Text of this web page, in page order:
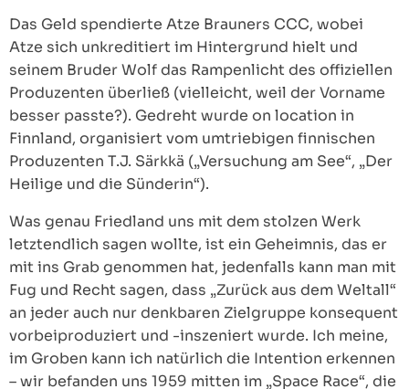
Das Geld spendierte Atze Brauners CCC, wobei
Atze sich unkreditiert im Hintergrund hielt und
seinem Bruder Wolf das Rampenlicht des offiziellen
Produzenten überließ (vielleicht, weil der Vorname
besser passte?). Gedreht wurde on location in
Finnland, organisiert vom umtriebigen finnischen
Produzenten T.J. Särkkä („Versuchung am See“, „Der
Heilige und die Sünderin“).
Was genau Friedland uns mit dem stolzen Werk
letztendlich sagen wollte, ist ein Geheimnis, das er
mit ins Grab genommen hat, jedenfalls kann man mit
Fug und Recht sagen, dass „Zurück aus dem Weltall“
an jeder auch nur denkbaren Zielgruppe konsequent
vorbeiproduziert und -inszeniert wurde. Ich meine,
im Groben kann ich natürlich die Intention erkennen
– wir befanden uns 1959 mitten im „Space Race“, die